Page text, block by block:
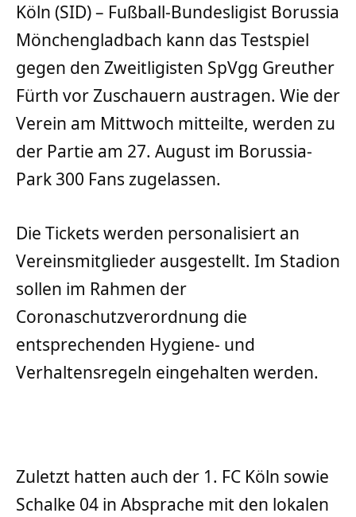
Köln (SID) – Fußball-Bundesligist Borussia
Mönchengladbach kann das Testspiel
gegen den Zweitligisten SpVgg Greuther
Fürth vor Zuschauern austragen. Wie der
Verein am Mittwoch mitteilte, werden zu
der Partie am 27. August im Borussia-
Park 300 Fans zugelassen.
Die Tickets werden personalisiert an
Vereinsmitglieder ausgestellt. Im Stadion
sollen im Rahmen der
Coronaschutzverordnung die
entsprechenden Hygiene- und
Verhaltensregeln eingehalten werden.
Zuletzt hatten auch der 1. FC Köln sowie
Schalke 04 in Absprache mit den lokalen